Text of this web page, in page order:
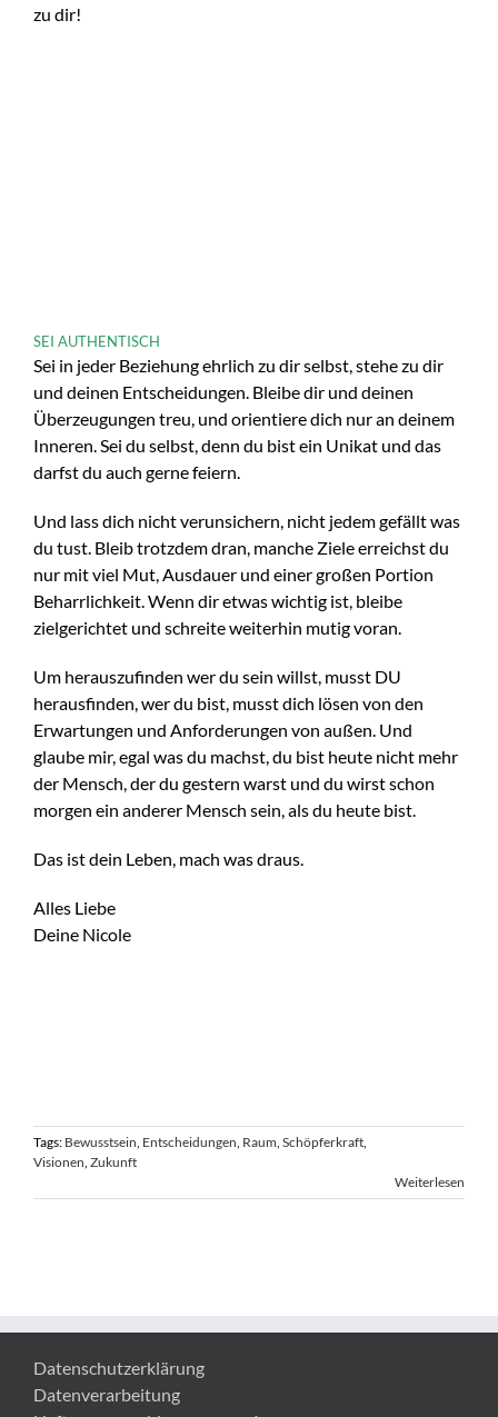
zu dir!
SEI AUTHENTISCH
Sei in jeder Beziehung ehrlich zu dir selbst, stehe zu dir
und deinen Entscheidungen. Bleibe dir und deinen
Überzeugungen treu, und orientiere dich nur an deinem
Inneren. Sei du selbst, denn du bist ein Unikat und das
darfst du auch gerne feiern.
Und lass dich nicht verunsichern, nicht jedem gefällt was
du tust. Bleib trotzdem dran, manche Ziele erreichst du
nur mit viel Mut, Ausdauer und einer großen Portion
Beharrlichkeit. Wenn dir etwas wichtig ist, bleibe
zielgerichtet und schreite weiterhin mutig voran.
Um herauszufinden wer du sein willst, musst DU
herausfinden, wer du bist, musst dich lösen von den
Erwartungen und Anforderungen von außen. Und
glaube mir, egal was du machst, du bist heute nicht mehr
der Mensch, der du gestern warst und du wirst schon
morgen ein anderer Mensch sein, als du heute bist.
Das ist dein Leben, mach was draus.
Alles Liebe
Deine Nicole
Tags: Bewusstsein Entscheidungen Raum Schöpferkraft
Visionen Zukunft
Weiterlesen
Datenschutzerklärung
Datenverarbeitung